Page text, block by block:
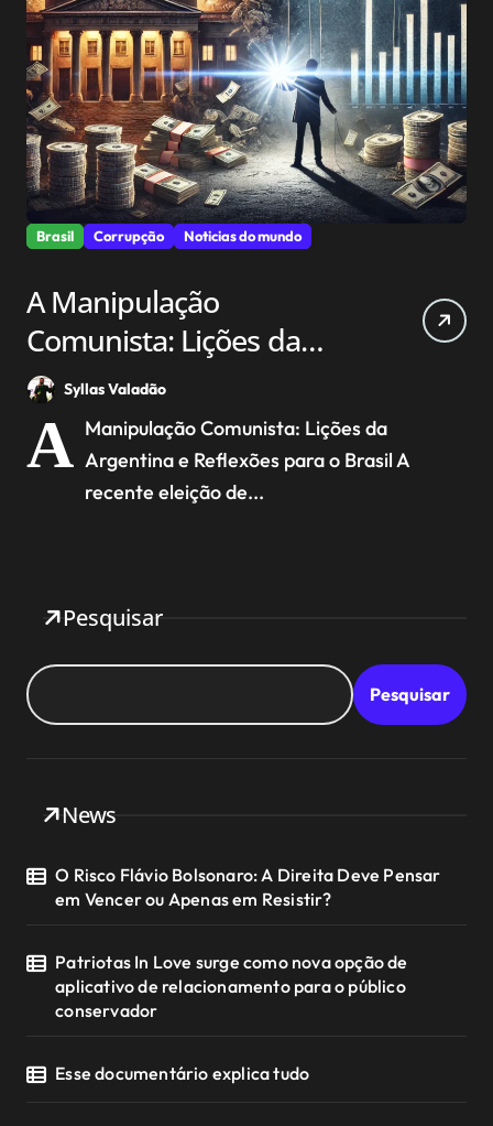
Brasil Corrupção Noticias do mundo
A Manipulação
Comunista: Lições da
Argentina e Reflexões
para o Brasil
Syllas Valadão
A Manipulação Comunista: Lições da
Argentina e Reflexões para o Brasil A
recente eleição de...
Pesquisar
Pesquisar
News
O Risco Flávio Bolsonaro: A Direita Deve Pensar
em Vencer ou Apenas em Resistir?
Patriotas In Love surge como nova opção de
aplicativo de relacionamento para o público
conservador
Esse documentário explica tudo